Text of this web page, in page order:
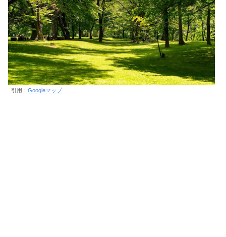
引用： Googleマップ